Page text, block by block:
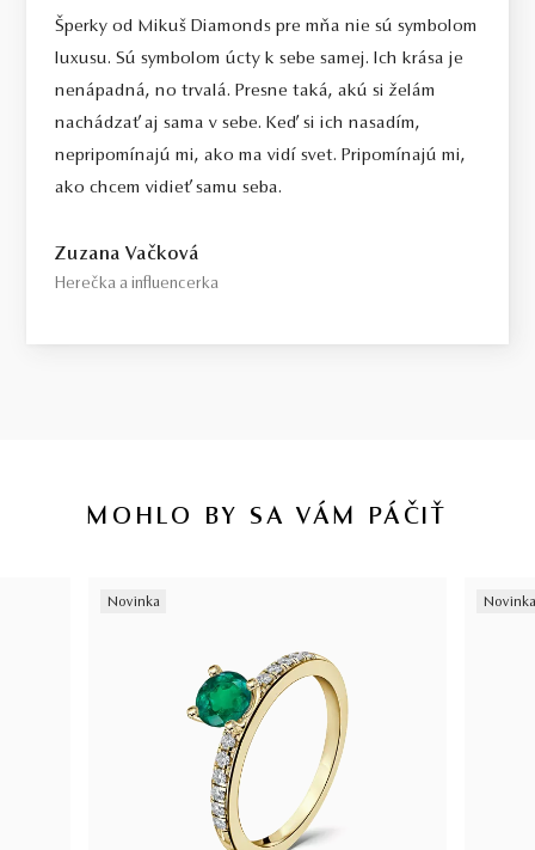
Select / náš tip
viditeľných kompromisov, starostlivo vybraný priamo na diamantovej
burze v Antverpách. Čistota SI1, farba H, výbrus Excellent,
fluorescencia Medium.
Diamant spĺňajúci najprísnejšie kritériá krásy, farby a čistoty. Pre
tých, ktorí chcú to najlepšie, bez kompromisov.
šperku radíme spozornieť, ak je certifikát, ktorý je k šperku dodaný,
Šperky od Mikuš Diamonds pre mňa nie sú symbolom
luxusu. Sú symbolom úcty k sebe samej. Ich krása je
nenápadná, no trvalá. Presne taká, akú si želám
nachádzať aj sama v sebe. Keď si ich nasadím,
nepripomínajú mi, ako ma vidí svet. Pripomínajú mi,
ako chcem vidieť samu seba.
Zuzana Vačková
Herečka a influencerka
MOHLO BY SA VÁM PÁČIŤ
Novinka Novinka